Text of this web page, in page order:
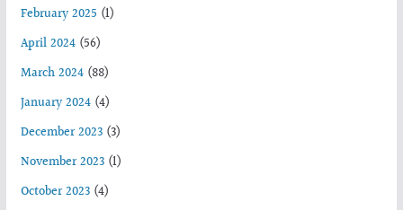
February 2025 (1)
April 2024(56)
March 2024(88)
January 2024(4)
December 2023(3)
November 2023(1)
October 2023(4)